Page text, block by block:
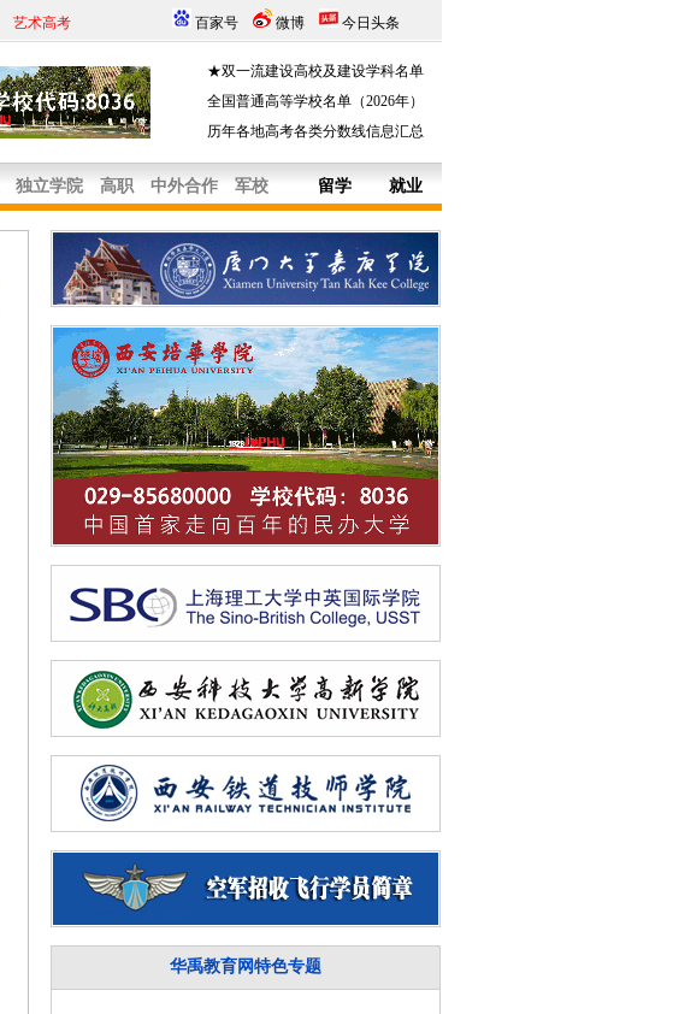
艺术高考 百家号 微博 今日头条
★双一流建设高校及建设学科名单
全国普通高等学校名单（2026年）
历年各地高考各类分数线信息汇总
独立学院 高职 中外合作 军校 留学 就业
华禹教育网特色专题